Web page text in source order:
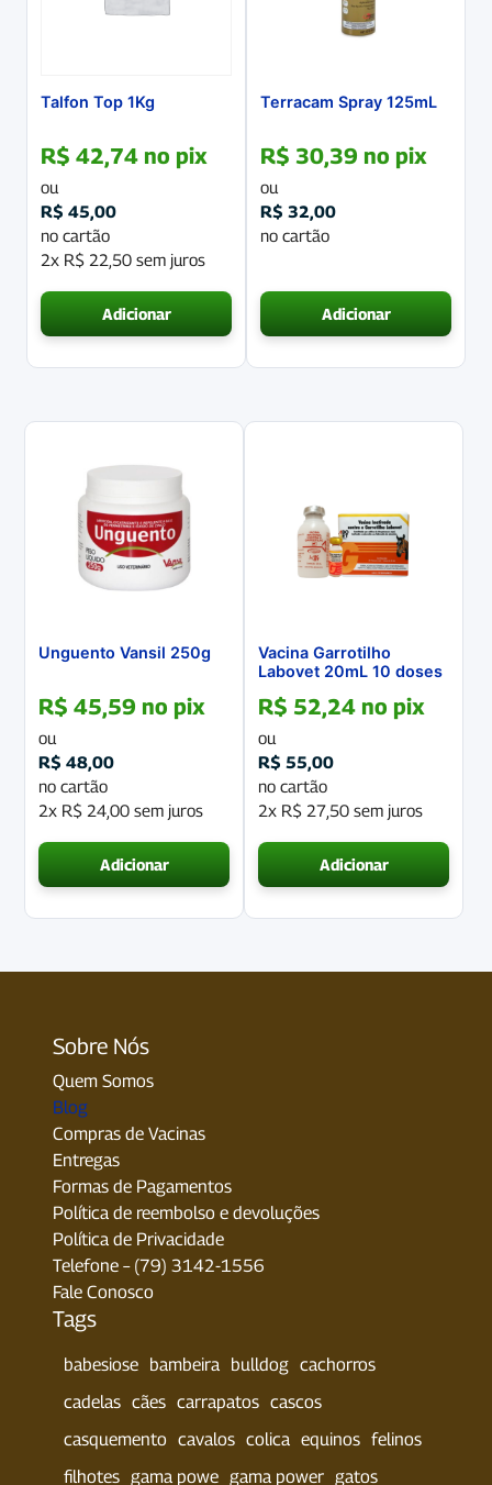
Talfon Top 1Kg
R$ 42,74 no pix
ou
R$ 45,00
no cartão
2x R$ 22,50 sem juros
Adicionar
Terracam Spray 125mL
R$ 30,39 no pix
ou
R$ 32,00
no cartão
Adicionar
Unguento Vansil 250g
R$ 45,59 no pix
ou
R$ 48,00
no cartão
2x R$ 24,00 sem juros
Adicionar
Vacina Garrotilho
Labovet 20mL 10 doses
R$ 52,24 no pix
ou
R$ 55,00
no cartão
2x R$ 27,50 sem juros
Adicionar
Sobre Nós
Quem Somos
Blog
Compras de Vacinas
Entregas
Formas de Pagamentos
Política de reembolso e devoluções
Política de Privacidade
Telefone – (79) 3142-1556
Fale Conosco
Tags
babesiose bambeira bulldog cachorros
cadelas cães carrapatos cascos
casquemento cavalos colica equinos felinos
filhotes gama powe gama power gatos